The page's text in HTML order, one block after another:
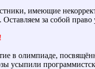
имеющие
за собой
в олимпиаде,
усыпили